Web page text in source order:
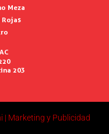
Meza
Rojas
203
| Marketing y Publicidad